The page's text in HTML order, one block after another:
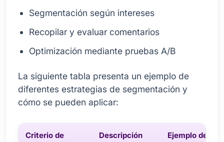
Segmentación según intereses
Recopilar y evaluar comentarios
Optimización mediante pruebas A/B
La siguiente tabla presenta un ejemplo de
diferentes estrategias de segmentación y
cómo se pueden aplicar:
Criterio de
Descripción
Ejemplo de